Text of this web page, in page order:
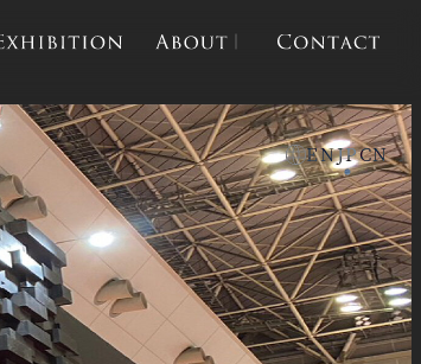
ENJPCN
about contact